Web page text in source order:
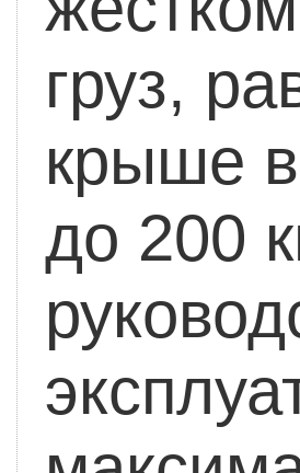
груз,
крыше
до 200